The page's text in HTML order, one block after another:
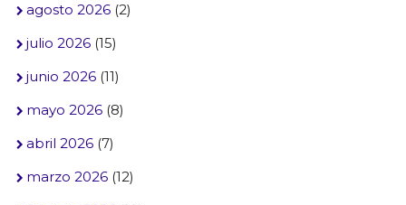
agosto 2026(2)
julio 2026(15)
junio 2026(11)
mayo 2026(8)
abril 2026(7)
marzo 2026(12)